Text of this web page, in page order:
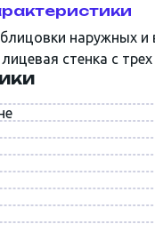
наружных и
стенка с